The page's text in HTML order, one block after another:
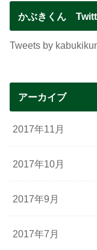
かぶきくん
Tweets by
アーカイブ
2017年11月
2017年10月
2017年9月
2017年7月